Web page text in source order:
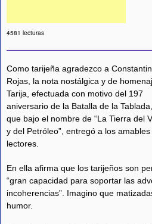
4581 lecturas
Como tarijeña agradezco a
Rojas, la nota nostálgica y de
Tarija, efectuada con motivo del 197
aniversario de la Batalla de la Tablada,
que bajo el nombre de “La Tierra del
y del Petróleo”, entregó a los amables
lectores.
En ella afirma que los tarijeños son
“gran capacidad para soportar las
incoherencias”. Imagino que
humor.